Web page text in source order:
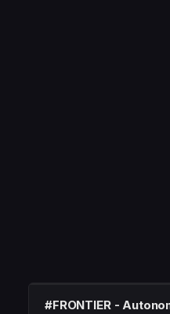
#FRONTIER -